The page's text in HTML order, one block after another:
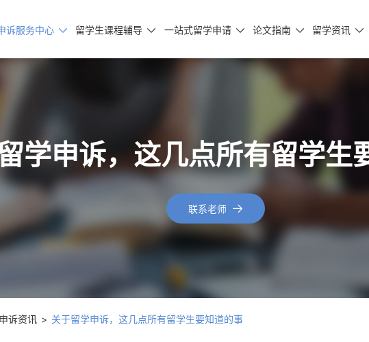
诉服务中心  留学生课程辅导  一站式留学申请  论文指南  留学资讯 
学申诉，这几点所有留学生
联系老师 
诉资讯 关于留学申诉，这几点所有留学生要知道的事